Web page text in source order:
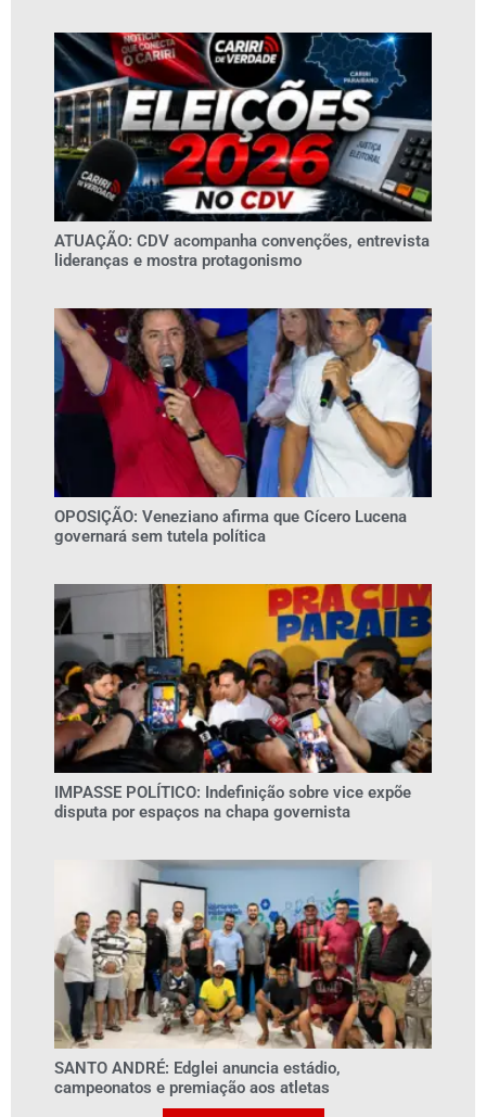
ATUAÇÃO: CDV acompanha convenções, entrevista
lideranças e mostra protagonismo
OPOSIÇÃO: Veneziano afirma que Cícero Lucena
governará sem tutela política
IMPASSE POLÍTICO: Indefinição sobre vice expõe
disputa por espaços na chapa governista
SANTO ANDRÉ: Edglei anuncia estádio,
campeonatos e premiação aos atletas